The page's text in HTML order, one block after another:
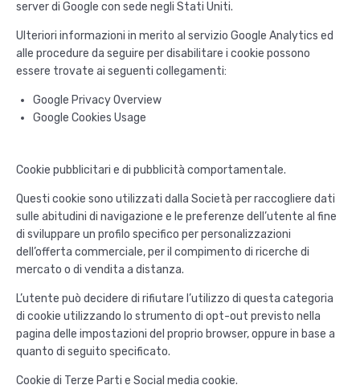
server di Google con sede negli Stati Uniti.
Ulteriori informazioni in merito al servizio Google Analytics ed
alle procedure da seguire per disabilitare i cookie possono
essere trovate ai seguenti collegamenti:
Google Privacy Overview
Google Cookies Usage
Cookie pubblicitari e di pubblicità comportamentale.
Questi cookie sono utilizzati dalla Società per raccogliere dati
sulle abitudini di navigazione e le preferenze dell’utente al fine
di sviluppare un profilo specifico per personalizzazioni
dell’offerta commerciale, per il compimento di ricerche di
mercato o di vendita a distanza.
L’utente può decidere di rifiutare l’utilizzo di questa categoria
di cookie utilizzando lo strumento di opt-out previsto nella
pagina delle impostazioni del proprio browser, oppure in base a
quanto di seguito specificato.
Cookie di Terze Parti e Social media cookie.